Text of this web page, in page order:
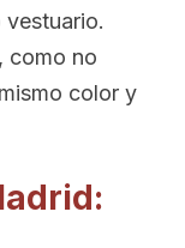
como no
color y